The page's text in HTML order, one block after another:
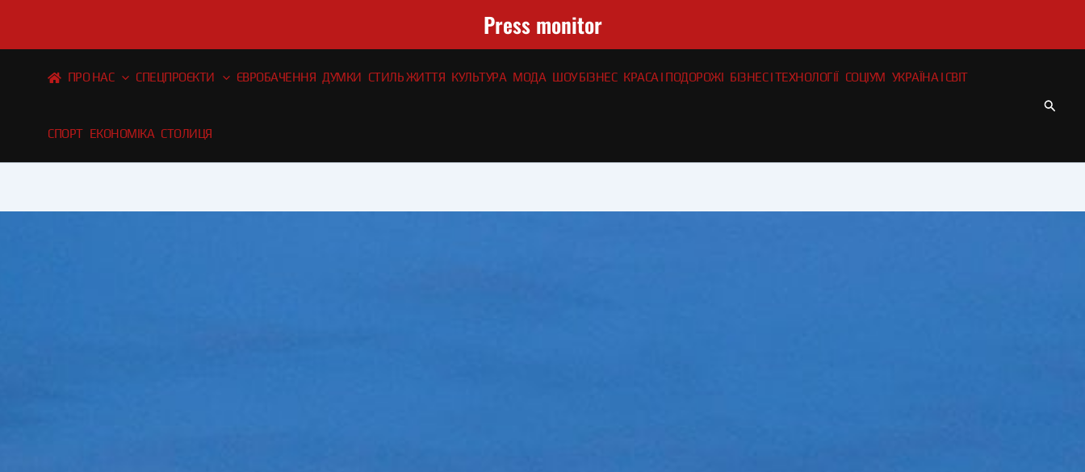
вмісту
Press monitor
ПРО НАС СПЕЦПРОЄКТИ ЄВРОБАЧЕННЯ ДУМКИ СТИЛЬ ЖИТТЯ КУЛЬТУРА МОДА ШОУ БІЗНЕС КРАСА І ПОДОРОЖІ БІЗНЕС І ТЕХНОЛОГІЇ СОЦІУМ УКРАЇНА І СВІТ
СПОРТ ЕКОНОМІКА СТОЛИЦЯ